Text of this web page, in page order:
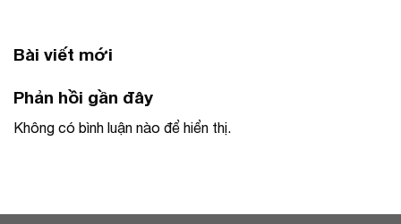
Bài viết mới
Phản hồi gần đây
Không có bình luận nào để hiển thị.